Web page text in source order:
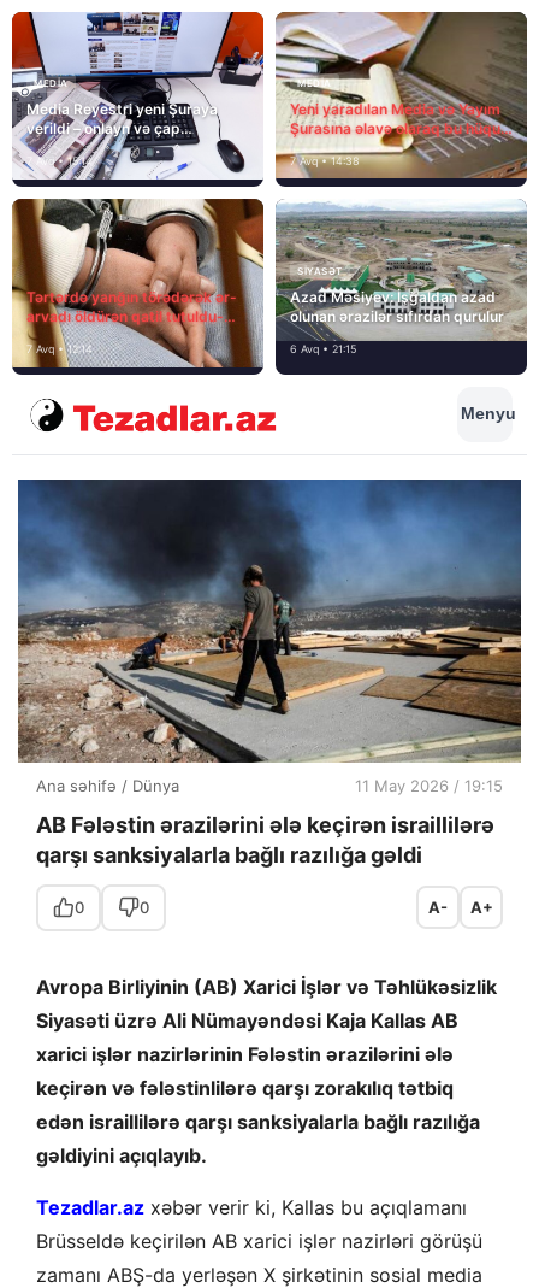
MEDİA
Media Reyestri yeni Şuraya
verildi – onlayn və çap
mediasını nə gözləyir?
7 Avq • 15:14
MEDİA
Yeni yaradılan Media və Yayım
Şurasına əlavə olaraq bu hüquq
və vəzifələr də verilib
7 Avq • 14:38
Tərtərdə yanğın törədərək ər-
arvadı öldürən qatil tutuldu-
SON DƏQİQƏ
7 Avq • 12:14
SIYASƏT
Azad Məsiyev: İşğaldan azad
olunan ərazilər sıfırdan qurulur
6 Avq • 21:15
Menyu
Ana səhifə / Dünya 11 May 2026 / 19:15
AB Fələstin ərazilərini ələ keçirən israillilərə
qarşı sanksiyalarla bağlı razılığa gəldi
0 0 A- A+
Avropa Birliyinin (AB) Xarici İşlər və Təhlükəsizlik
Siyasəti üzrə Ali Nümayəndəsi Kaja Kallas AB
xarici işlər nazirlərinin Fələstin ərazilərini ələ
keçirən və fələstinlilərə qarşı zorakılıq tətbiq
edən israillilərə qarşı sanksiyalarla bağlı razılığa
gəldiyini açıqlayıb.
Tezadlar.az xəbər verir ki, Kallas bu açıqlamanı
Brüsseldə keçirilən AB xarici işlər nazirləri görüşü
zamanı ABŞ-da yerləşən X şirkətinin sosial media